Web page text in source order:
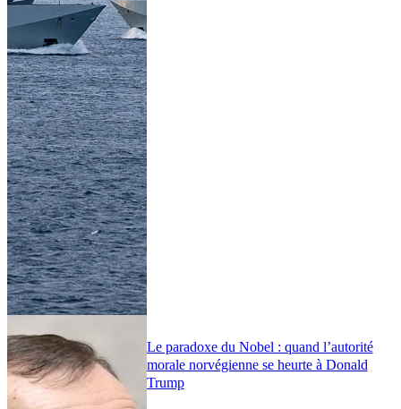
Le paradoxe du Nobel : quand l’autorité
morale norvégienne se heurte à Donald
Trump